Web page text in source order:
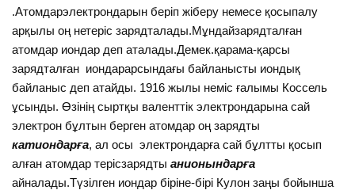
.Атомдарэлектрондарын беріп жіберу немесе қосыпалу
арқылы оң нетеріс зарядталады.Мұндайзарядталған
атомдар иондар деп аталады.Демек.қарама-қарсы
зарядталған иондарарсындағы байланысты иондық
байланыс деп атайды. 1916 жылы неміс ғалымы Коссель
ұсынды. Өзінің сыртқы валенттік электрондарына сай
электрон бұлтын берген атомдар оң зарядты
катиондарға, ал осы электрондарға сай бұлтты қосып
алған атомдар терісзарядтыанионындарға
айналады.Түзілген иондар біріне-бірі Кулон заңы бойынша